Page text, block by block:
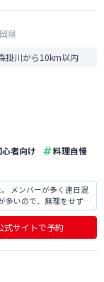
県
掛川から10km以内
心者向け
料理自慢
メンバーが多く連日混
多いので、無理をせず短
の方々の接客が明るく
す。
式サイトで予約